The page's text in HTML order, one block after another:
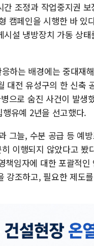
조정과 작업중지권
캠페인을 시행한 바 있
설 냉방장치 가동 상
하는 배경에는 중대재
대전 유성구의 한 신축
으로 숨진 사건이 발생
유예 2년을 선고했다.
그늘, 수분 공급 등 예
이행되지 않았다고
책임자에 대한 포괄적
강조하고, 필요한 제도